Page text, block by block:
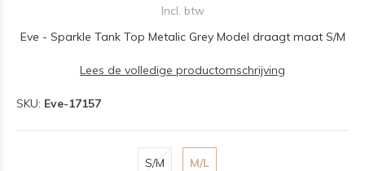
Incl. btw
Eve - Sparkle Tank Top Metalic Grey Model draagt maat S/M
Lees de volledige productomschrijving
SKU: Eve-17157
S/M M/L